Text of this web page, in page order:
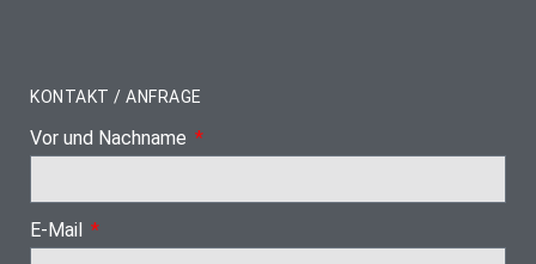
KONTAKT / ANFRAGE
Vor und Nachname
E-Mail